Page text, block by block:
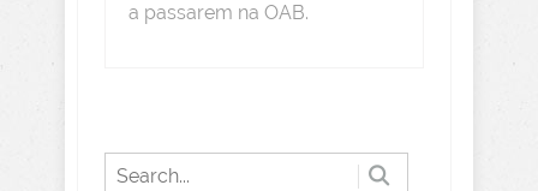
a passarem na OAB.